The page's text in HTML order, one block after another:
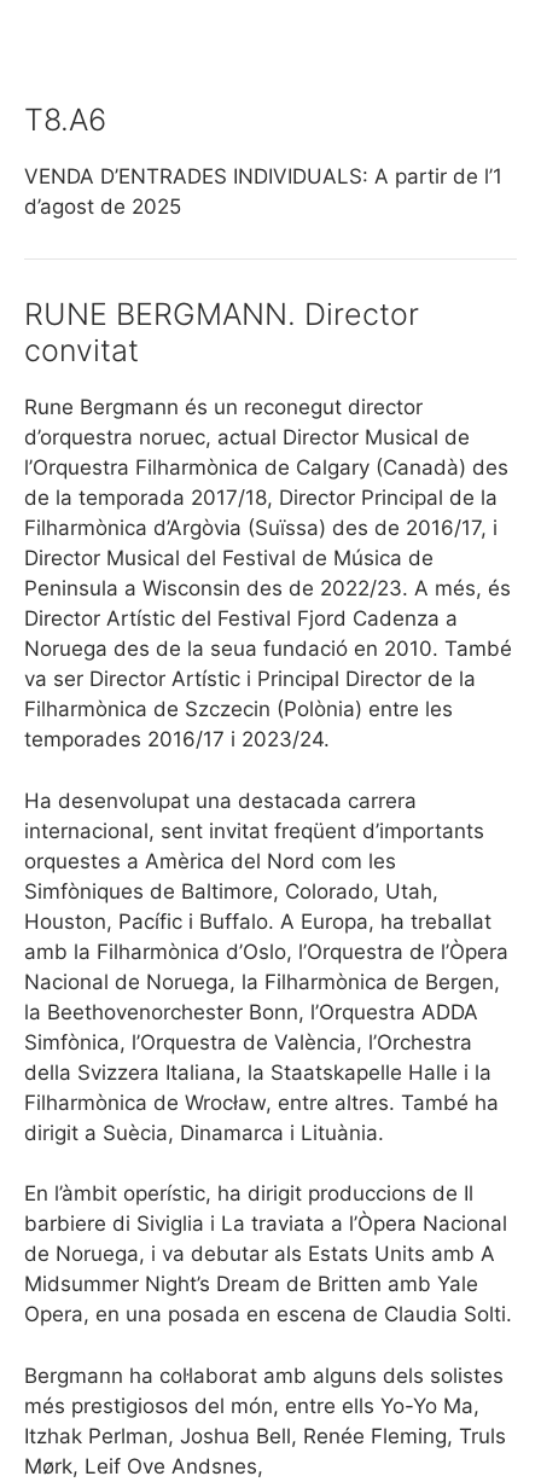
T8.A6
VENDA D’ENTRADES INDIVIDUALS: A partir de l’1
d’agost de 2025
RUNE BERGMANN. Director
convitat
Rune Bergmann és un reconegut director
d’orquestra noruec, actual Director Musical de
l’Orquestra Filharmònica de Calgary (Canadà) des
de la temporada 2017/18, Director Principal de la
Filharmònica d’Argòvia (Suïssa) des de 2016/17, i
Director Musical del Festival de Música de
Peninsula a Wisconsin des de 2022/23. A més, és
Director Artístic del Festival Fjord Cadenza a
Noruega des de la seua fundació en 2010. També
va ser Director Artístic i Principal Director de la
Filharmònica de Szczecin (Polònia) entre les
temporades 2016/17 i 2023/24.
Ha desenvolupat una destacada carrera
internacional, sent invitat freqüent d’importants
orquestes a Amèrica del Nord com les
Simfòniques de Baltimore, Colorado, Utah,
Houston, Pacífic i Buffalo. A Europa, ha treballat
amb la Filharmònica d’Oslo, l’Orquestra de l’Òpera
Nacional de Noruega, la Filharmònica de Bergen,
la Beethovenorchester Bonn, l’Orquestra ADDA
Simfònica, l’Orquestra de València, l’Orchestra
della Svizzera Italiana, la Staatskapelle Halle i la
Filharmònica de Wrocław, entre altres. També ha
dirigit a Suècia, Dinamarca i Lituània.
En l’àmbit operístic, ha dirigit produccions de Il
barbiere di Siviglia i La traviata a l’Òpera Nacional
de Noruega, i va debutar als Estats Units amb A
Midsummer Night’s Dream de Britten amb Yale
Opera, en una posada en escena de Claudia Solti.
Bergmann ha col·laborat amb alguns dels solistes
més prestigiosos del món, entre ells Yo-Yo Ma,
Itzhak Perlman, Joshua Bell, Renée Fleming, Truls
Mørk, Leif Ove Andsnes,